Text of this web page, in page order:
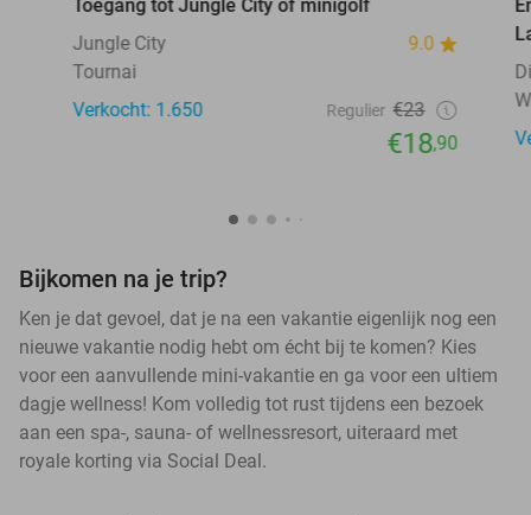
Toegang tot Jungle City of minigolf
Jungle City
9.0
Tournai
Verkocht: 1.650
Regulier €23
€18,90
Bijkomen na je trip?
Ken je dat gevoel, dat je na een vakantie eigenlijk nog een
nieuwe vakantie nodig hebt om écht bij te komen? Kies
voor een aanvullende mini-vakantie en ga voor een ultiem
dagje wellness! Kom volledig tot rust tijdens een bezoek
aan een spa-, sauna- of wellnessresort, uiteraard met
royale korting via Social Deal.